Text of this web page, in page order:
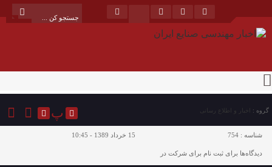
گروه : اخبار و اطلاع رسانی پ
شناسه : 754 15 خرداد 1389 - 10:45
دیدگاه‌ها برای ثبت نام برای شرکت در